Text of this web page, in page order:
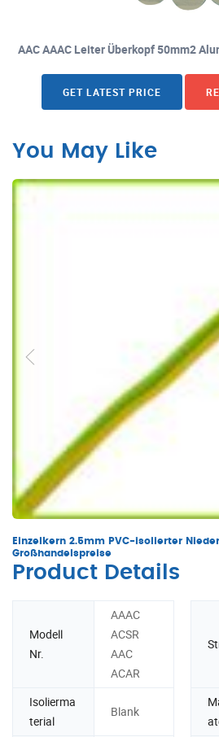
AAC AAAC Leiter Überkopf 50mm2
GET LATEST PRICE
You May Like
Einzelkern 2.5mm PVC-isolierter
Großhandelspreise
Product Details
Modell
Nr.
AAAC
ACSR
AAC
ACAR
Isolierma
terial
Blank